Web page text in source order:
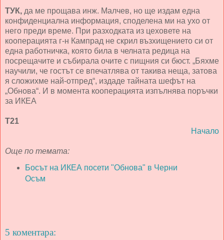
ТУК, да ме прощава инж. Малчев, но ще издам една
конфиденциална информация, споделена ми на ухо от
него преди време. При разходката из цеховете на
кооперацията г-н Кампрад не скрил възхищението си от
една работничка, която била в челната редица на
посрещачите и събирала очите с пищния си бюст. „Бяхме
научили, че гостът се впечатлява от такива неща, затова
я сложихме най-отпред“, издаде тайната шефът на
„Обнова“. И в момента кооперацията изпълнява поръчки
за ИКЕА
Т21
Начало
Още по темата:
Босът на ИКЕА посети "Обнова" в Черни
Осъм
5 коментара: